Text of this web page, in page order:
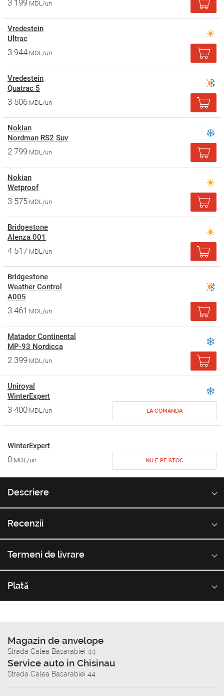
3 199 MDL/un
Vredestein
Ultrac
3 944 MDL/un
Vredestein
Quatrac 5
3 506 MDL/un
Nokian
Nordman RS2 Suv
2 799 MDL/un
Nokian
Wetproof
3 575 MDL/un
Bridgestone
Alenza 001
4 517 MDL/un
Bridgestone
Weather Control
A005
3 461 MDL/un
Matador Continental
MP-93 Nordicca
2 399 MDL/un
Uniroyal
WinterExpert
3 400 MDL/un LA COMANDA
WinterExpert
0 MDL/un NU E PE STOC
Descriere
Recenzii
Termeni de livrare
Plată
Magazin de anvelope
Strada Calea Basarabiei 44
Service auto in Chisinau
Strada Calea Basarabiei 44